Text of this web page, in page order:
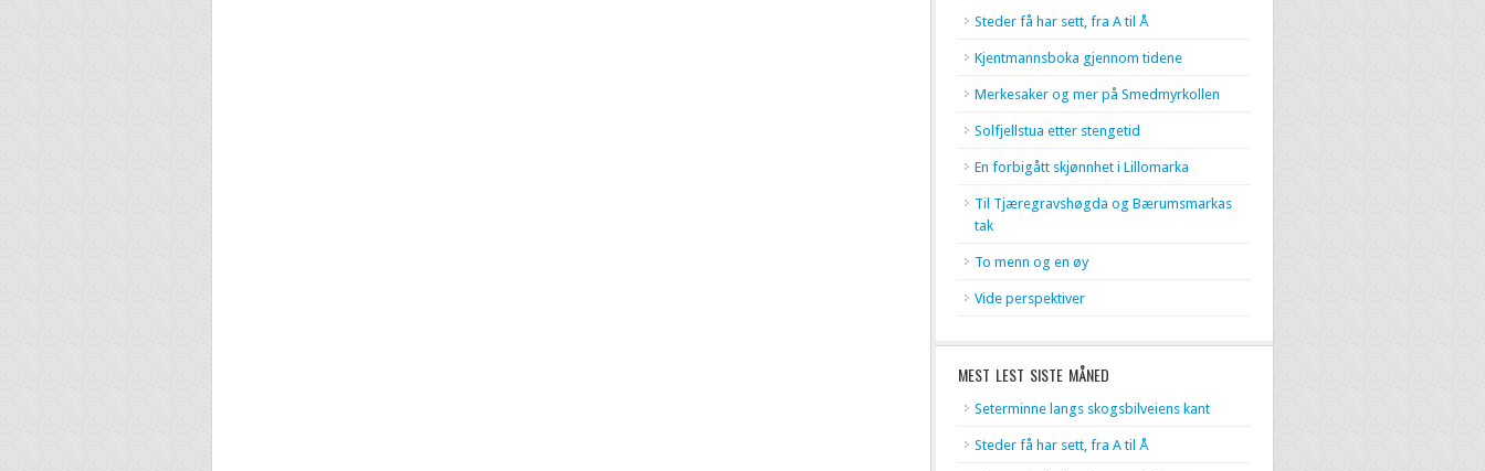
Steder få har sett, fra A til Å
Kjentmannsboka gjennom tidene
Merkesaker og mer på Smedmyrkollen
Solfjellstua etter stengetid
En forbigått skjønnhet i Lillomarka
Til Tjæregravshøgda og Bærumsmarkas
tak
To menn og en øy
Vide perspektiver
MEST LEST SISTE MÅNED
Seterminne langs skogsbilveiens kant
Steder få har sett, fra A til Å